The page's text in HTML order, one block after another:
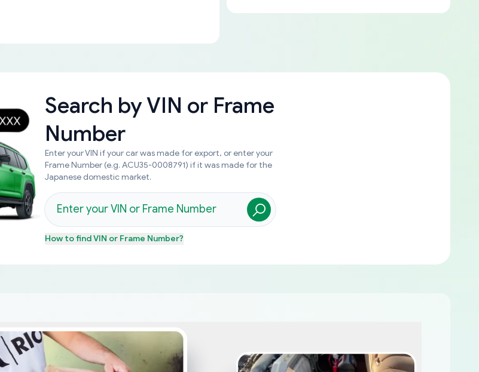
Search byVIN or Frame
Number
Enter your VIN if your car was made for export, or enter your
Frame Number (e.g. ACU35-0008791) if it was made for the
Japanese domestic market.
How to findVIN or Frame Number?